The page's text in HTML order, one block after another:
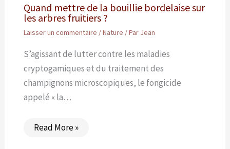
Quand mettre de la bouillie bordelaise sur
les arbres fruitiers ?
Laisser un commentaire /Nature / Par Jean
S’agissant de lutter contre les maladies
cryptogamiques et du traitement des
champignons microscopiques, le fongicide
appelé « la…
Read More »